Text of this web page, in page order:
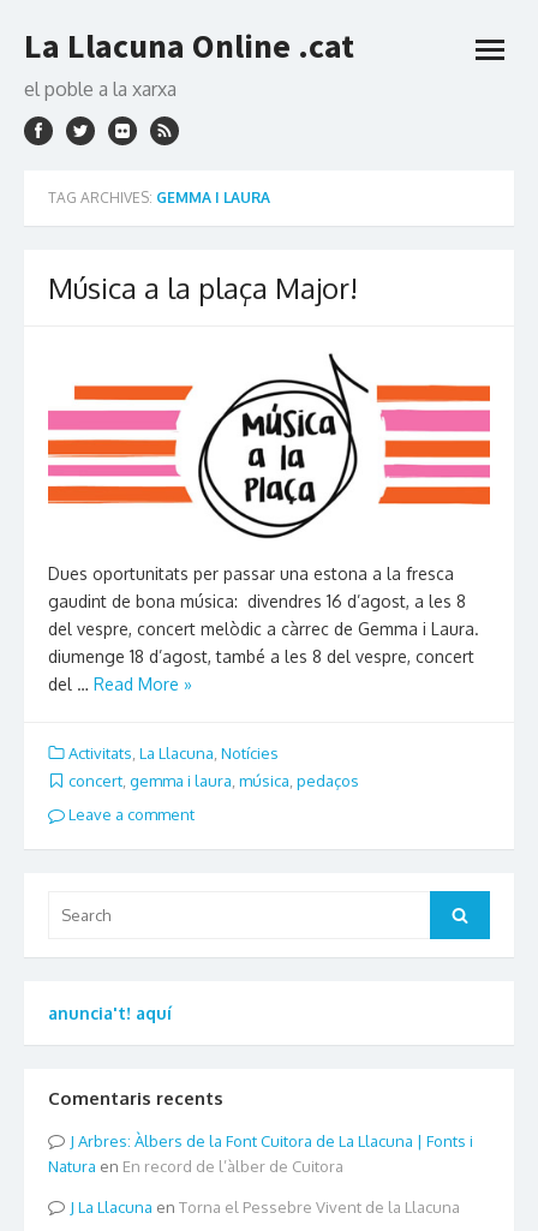
to
La Llacuna Online .cat
el poble a la xarxa
open
TAG ARCHIVES: GEMMA I LAURA
Música a la plaça Major!
Dues oportunitats per passar una estona a la fresca
gaudint de bona música: divendres 16 d’agost, a les 8
del vespre, concert melòdic a càrrec de Gemma i Laura.
diumenge 18 d’agost, també a les 8 del vespre, concert
del … Read More »
Activitats La Llacuna Notícies
concert gemma i laura música pedaços
Leave a comment
for:
Search
anuncia't! aquí
Comentaris recents
Arbres: Àlbers de la Font Cuitora de La Llacuna | Fonts i
Natura en En record de l’àlber de Cuitora
La Llacuna en Torna el Pessebre Vivent de la Llacuna